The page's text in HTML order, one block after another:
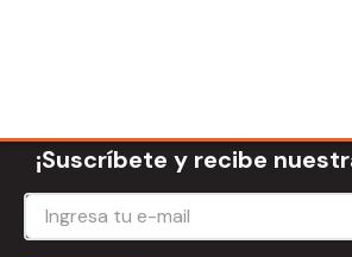
¡Suscríbete y recibe